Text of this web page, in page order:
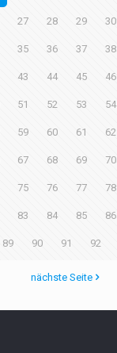
27 28 29 30
35 36 37 38
43 44 45 46
51 52 53 54
59 60 61 62
67 68 69 70
75 76 77 78
83 84 85 86
89 90 91 92
nächste Seite